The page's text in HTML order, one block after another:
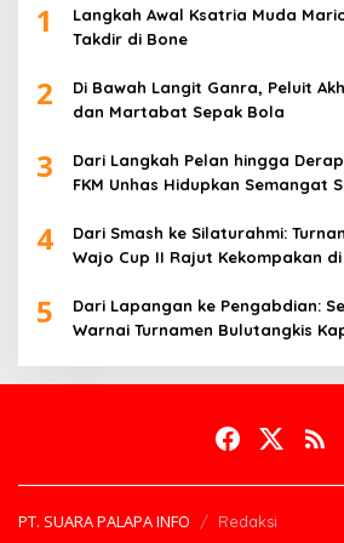
1
Langkah Awal Ksatria Muda
Takdir di Bone
2
Di Bawah Langit Ganra, Peluit
dan Martabat Sepak Bola
3
Dari Langkah Pelan hingga
FKM Unhas Hidupkan Semangat
4
Dari Smash ke Silaturahmi:
Wajo Cup II Rajut Kekompakan
5
Dari Lapangan ke Pengabdian:
Warnai Turnamen Bulutangkis
PT. SUARA PALAPA INFO Redaksi